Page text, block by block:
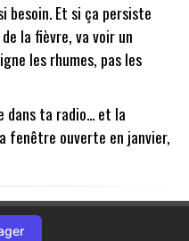
besoin. Et si ça persiste
la fièvre, va voir un
les rhumes, pas les
dans ta radio... et la
fenêtre ouverte en janvier,